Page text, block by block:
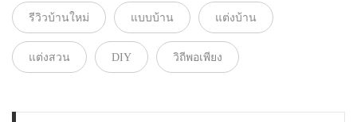
รีวิวบ้านใหม่ แบบบ้าน แต่งบ้าน
แต่งสวน DIY วิถีพอเพียง